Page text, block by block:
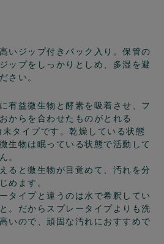
いジップ付きパック入り。保管の
ップをしっかりとしめ、多湿を避
さい。
有益微生物と酵素を吸着させ、フ
からを合わせたものがとれる
末タイプです。乾燥している状態
生物は眠っている状態で活動して
。
ると微生物が目覚めて、汚れを分
めます。
タイプと違うのは水で希釈してい
。だからスプレータイプよりも洗
いので、頑固な汚れにおすすめで